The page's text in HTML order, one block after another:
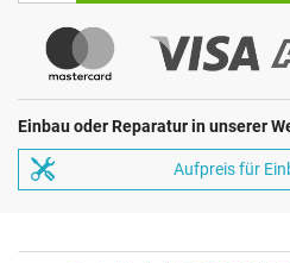
Einbau oder Reparatur in unserer
Aufpreis für